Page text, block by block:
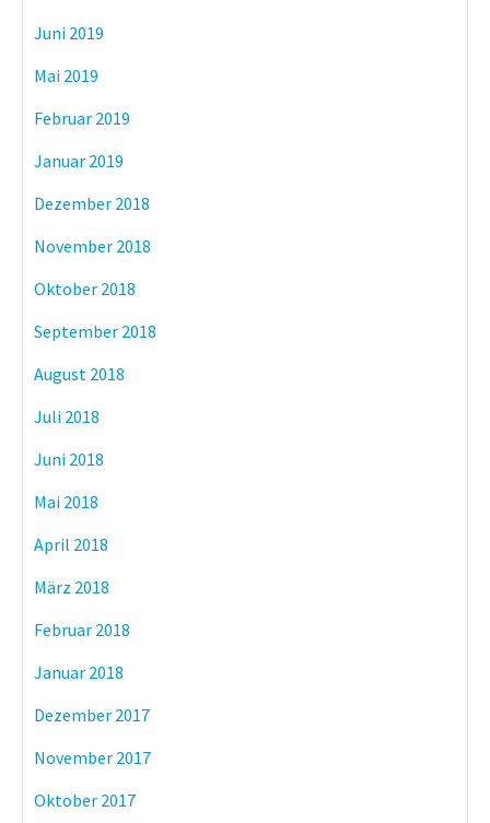
Juni 2019
Mai 2019
Februar 2019
Januar 2019
Dezember 2018
November 2018
Oktober 2018
September 2018
August 2018
Juli 2018
Juni 2018
Mai 2018
April 2018
März 2018
Februar 2018
Januar 2018
Dezember 2017
November 2017
Oktober 2017